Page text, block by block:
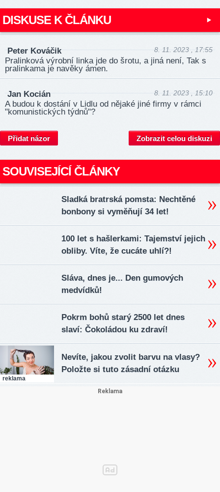
DISKUSE K ČLÁNKU
Peter Kováčik 8. 11. 2023 , 17:55
Pralinková výrobní linka jde do šrotu, a jiná není, Tak s
pralinkama je navěky ámen.
Jan Kocián 8. 11. 2023 , 15:10
A budou k dostání v Lidlu od nějaké jiné firmy v rámci
"komunistických týdnů"?
Přidat názor Zobrazit celou diskuzi
SOUVISEJÍCÍ ČLÁNKY
Sladká bratrská pomsta: Nechtěné
bonbony si vyměňují 34 let!
100 let s hašlerkami: Tajemství jejich
obliby. Víte, že cucáte uhlí?!
Sláva, dnes je... Den gumových
medvídků!
Pokrm bohů starý 2500 let dnes
slaví: Čokoládou ku zdraví!
reklama
Nevíte, jakou zvolit barvu na vlasy?
Položte si tuto zásadní otázku